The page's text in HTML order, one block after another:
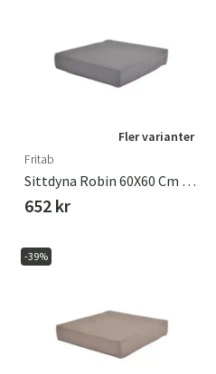
Fler varianter
Fritab
Sittdyna Robin 60X60 Cm Grå
652 kr
-39%